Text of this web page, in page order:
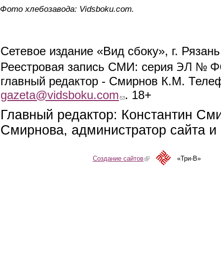
Фото хлебозавода: Vidsboku.com.
Сетевое издание «Вид сбоку», г.
Реестровая запись СМИ: серия ЭЛ №
главный редактор - Смирнов К.М.
gazeta@vidsboku.com (link sends e-mail)
. 18+
Главный редактор: Константин
Смирнова, администратор сайта
Создание сайтов(link is external)«Три-В»